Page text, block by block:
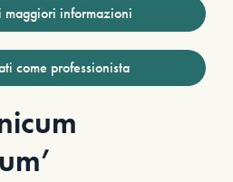
maggiori informazioni
come professionista